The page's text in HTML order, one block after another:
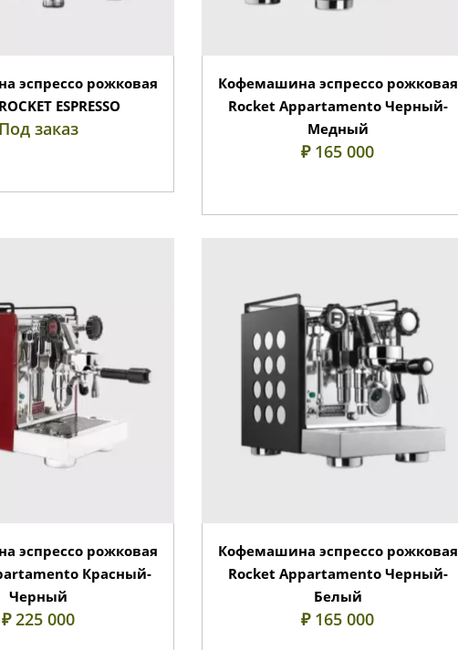
эспрессо рожковая
ESPRESSO
Под заказ
Кофемашина эспрессо рожковая
Rocket Appartamento Черный-
Медный
₽ 165 000
эспрессо рожковая
Красный-
Черный
₽ 225 000
Кофемашина эспрессо рожковая
Rocket Appartamento Черный-
Белый
₽ 165 000